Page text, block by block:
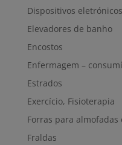
Dispositivos eletrónicos
Elevadores de banho
Encostos
Enfermagem –
Estrados
Exercício, Fisioterapia
Forras para almofadas
Fraldas